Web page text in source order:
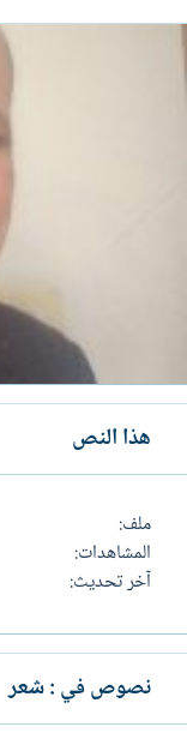
هذا النص
ملف
المشاهدات
آخر تحديث
نصوص في : شعر